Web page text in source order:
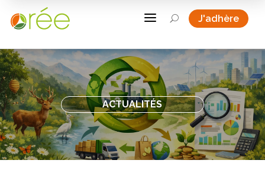
a U J'adhère
ACTUALITÉS